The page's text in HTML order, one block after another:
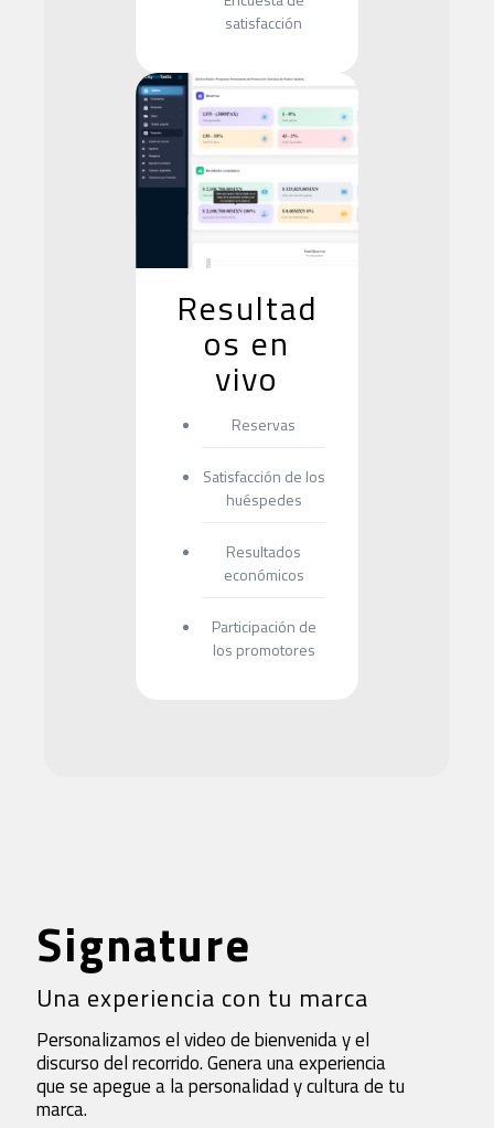
satisfacción
Resultad
os en
vivo
Reservas
Satisfacción de los
huéspedes
Resultados
económicos
Participación de
los promotores
Signature
Una experiencia con tu marca
Personalizamos el video de bienvenida y el
discurso del recorrido. Genera una experiencia
que se apegue a la personalidad y cultura de tu
marca.